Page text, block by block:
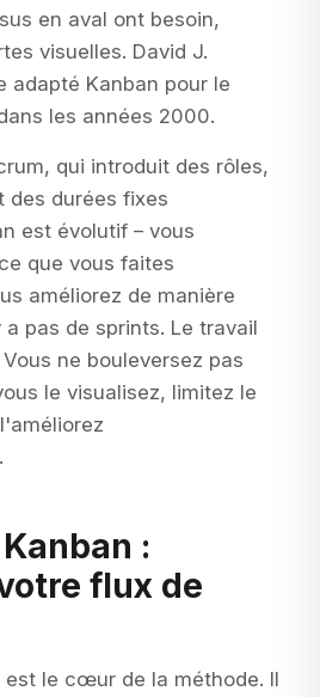
en aval ont besoin,
visuelles. David J.
adapté Kanban pour le
les années 2000.
qui introduit des rôles,
des durées fixes
est évolutif – vous
que vous faites
améliorez de manière
pas de sprints. Le travail
ne bouleversez pas
le visualisez, limitez le
:
flux de
est le cœur de la méthode. Il